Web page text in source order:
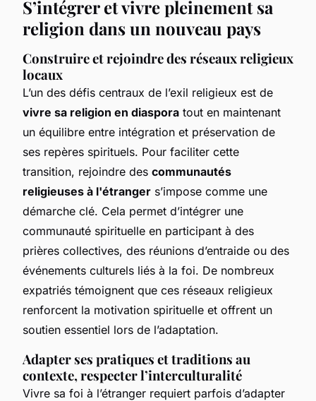
S’intégrer et vivre pleinement sa
religion dans un nouveau pays
Construire et rejoindre des réseaux religieux
locaux
L’un des défis centraux de l’exil religieux est de
vivre sa religion en diaspora tout en maintenant
un équilibre entre intégration et préservation de
ses repères spirituels. Pour faciliter cette
transition, rejoindre des communautés
religieuses à l'étranger s’impose comme une
démarche clé. Cela permet d’intégrer une
communauté spirituelle en participant à des
prières collectives, des réunions d’entraide ou des
événements culturels liés à la foi. De nombreux
expatriés témoignent que ces réseaux religieux
renforcent la motivation spirituelle et offrent un
soutien essentiel lors de l’adaptation.
Adapter ses pratiques et traditions au
contexte, respecter l’interculturalité
Vivre sa foi à l’étranger requiert parfois d’adapter